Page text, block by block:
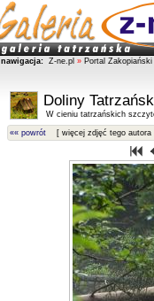
nawigacja: Z-ne.pl » Portal Zakopiański
Doliny
W cieniu tatrzańskich
«« powrót [ więcej zdjęć tego autora